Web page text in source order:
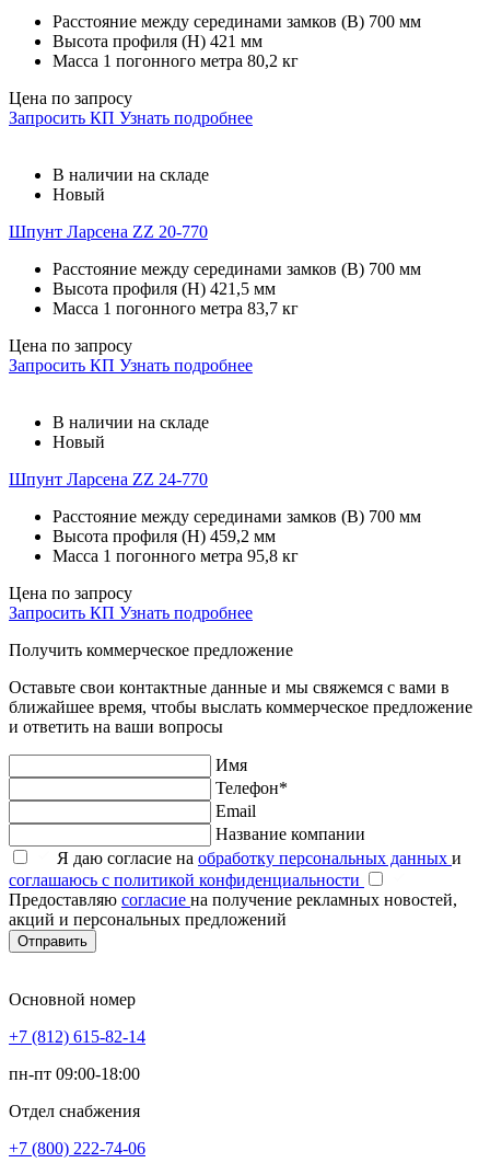
Расстояние между серединами замков (В) 700 мм
Высота профиля (Н) 421 мм
Масса 1 погонного метра 80,2 кг
Цена по запросу
Запросить КП Узнать подробнее
В наличии на складе
Новый
Шпунт Ларсена ZZ 20-770
Расстояние между серединами замков (В) 700 мм
Высота профиля (Н) 421,5 мм
Масса 1 погонного метра 83,7 кг
Цена по запросу
Запросить КП Узнать подробнее
В наличии на складе
Новый
Шпунт Ларсена ZZ 24-770
Расстояние между серединами замков (В) 700 мм
Высота профиля (Н) 459,2 мм
Масса 1 погонного метра 95,8 кг
Цена по запросу
Запросить КП Узнать подробнее
Получить коммерческое предложение
Оставьте свои контактные данные и мы свяжемся с вами в
ближайшее время, чтобы выслать коммерческое предложение
и ответить на ваши вопросы
Имя
Телефон*
Email
Название компании
Я даю согласие на обработку персональных данных и
соглашаюсь с политикой конфиденциальности
Предоставляю согласие на получение рекламных новостей,
акций и персональных предложений
Отправить
Основной номер
+7 (812) 615-82-14
пн-пт 09:00-18:00
Отдел снабжения
+7 (800) 222-74-06